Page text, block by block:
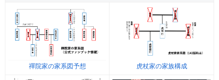
禪院家の家系図予想 虎杖家の家族構成